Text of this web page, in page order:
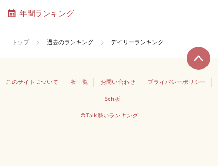
年間ランキング
トップ 過去のランキング デイリーランキング
このサイトについて 板一覧 お問い合わせ プライバシーポリシー
5ch版
©Talk勢いランキング